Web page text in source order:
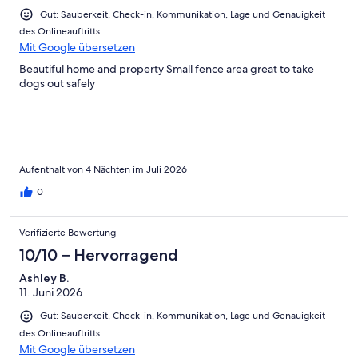
Gut: Sauberkeit, Check-in, Kommunikation, Lage und Genauigkeit
des Onlineauftritts
Mit Google übersetzen
Beautiful home and property Small fence area great to take
dogs out safely
Aufenthalt von 4 Nächten im Juli 2026
0
Verifizierte Bewertung
10/10 – Hervorragend
Ashley B.
11. Juni 2026
Gut: Sauberkeit, Check-in, Kommunikation, Lage und Genauigkeit
des Onlineauftritts
Mit Google übersetzen